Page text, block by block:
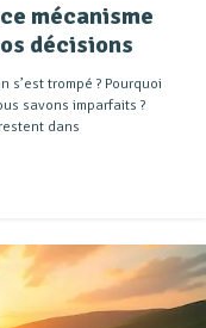
mécanisme
décisions
s’est trompé ? Pourquoi
savons imparfaits ?
dans